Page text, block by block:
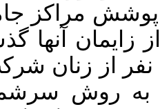
سلامت
آنها گذشته، انجام
از زنان ﺷﺮﻛﺖﻛﻨﻨﺪه در
و در